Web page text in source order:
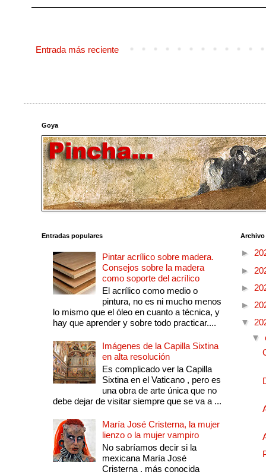
Entrada más reciente
Goya
Entradas populares
Pintar acrílico sobre madera.
Consejos sobre la madera
como soporte del acrílico
El acrílico como medio o
pintura, no es ni mucho menos
lo mismo que el óleo en cuanto a técnica, y
hay que aprender y sobre todo practicar....
Imágenes de la Capilla Sixtina
en alta resolución
Es complicado ver la Capilla
Sixtina en el Vaticano , pero es
una obra de arte única que no
debe dejar de visitar siempre que se va a ...
María José Cristerna, la mujer
lienzo o la mujer vampiro
No sabríamos decir si la
mexicana María José
Cristerna , más conocida
►
►
►
►
▼
▼